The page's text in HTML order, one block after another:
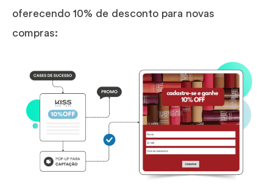
oferecendo 10% de desconto para novas
compras: